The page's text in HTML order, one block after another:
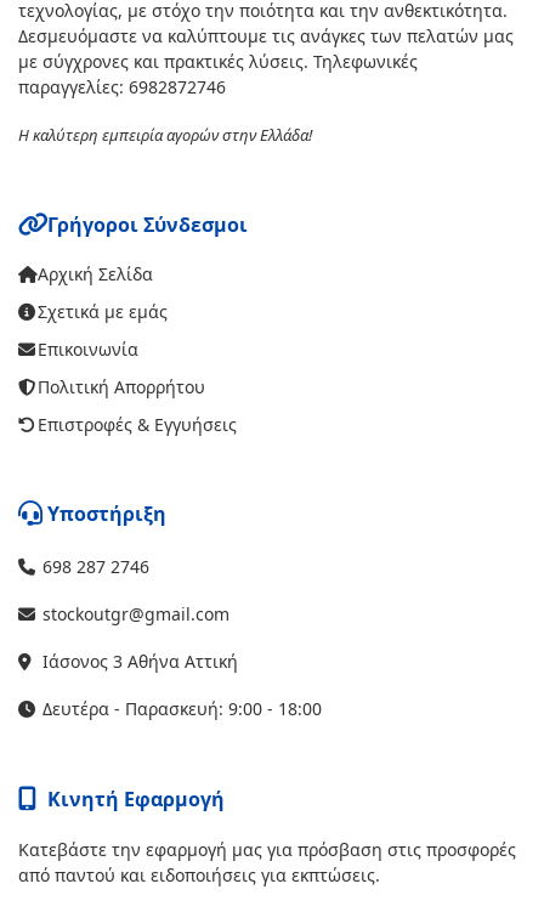
τεχνολογίας, με στόχο την ποιότητα και την ανθεκτικότητα.
Δεσμευόμαστε να καλύπτουμε τις ανάγκες των πελατών μας
με σύγχρονες και πρακτικές λύσεις. Τηλεφωνικές
παραγγελίες: 6982872746
Η καλύτερη εμπειρία αγορών στην Ελλάδα!
Γρήγοροι Σύνδεσμοι
Αρχική Σελίδα
Σχετικά με εμάς
Επικοινωνία
Πολιτική Απορρήτου
Επιστροφές & Εγγυήσεις
Υποστήριξη
698 287 2746
stockoutgr@gmail.com
Ιάσονος 3 Αθήνα Αττική
Δευτέρα - Παρασκευή: 9:00 - 18:00
Κινητή Εφαρμογή
Κατεβάστε την εφαρμογή μας για πρόσβαση στις προσφορές
από παντού και ειδοποιήσεις για εκπτώσεις.